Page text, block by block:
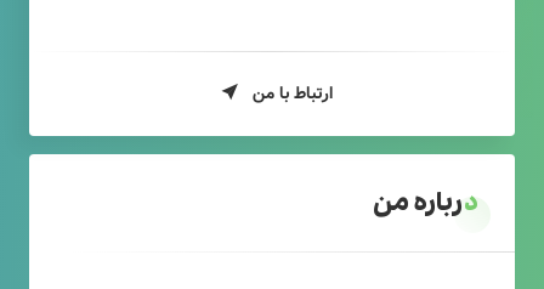
ارتباط با من
درباره من